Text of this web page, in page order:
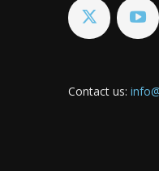
Contact us: